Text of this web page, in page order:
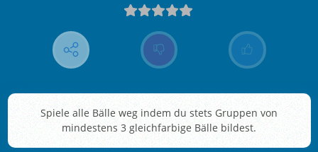
Spiele alle Bälle weg indem du stets Gruppen von
mindestens 3 gleichfarbige Bälle bildest.